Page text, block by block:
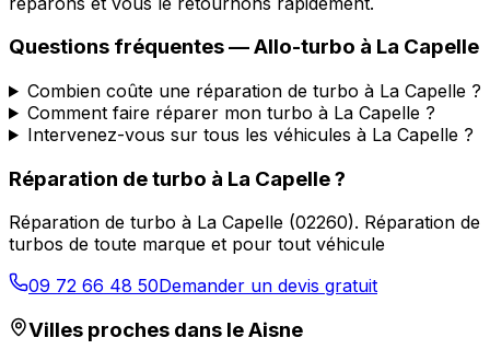
Questions fréquentes —Allo-turbo à La Capelle
Combien coûte une réparation de turbo à La Capelle ?
Comment faire réparer mon turbo à La Capelle ?
Intervenez-vous sur tous les véhicules à La Capelle ?
Réparation de turbo à La Capelle?
Réparation de turbo à La Capelle (02260). Réparation de
turbos de toute marque et pour tout véhicule
09 72 66 48 50Demander un devis gratuit
Villes proches dans leAisne